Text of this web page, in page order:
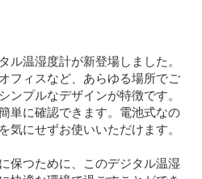
ル温湿度計が新登場しました。
フィスなど、あらゆる場所でご
プルなデザインが特徴です。
単に確認できます。電池式なの
気にせずお使いいただけます。
保つために、このデジタル温湿